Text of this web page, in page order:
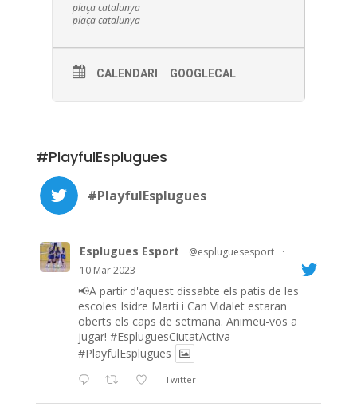
plaça catalunya
plaça catalunya
CALENDARI GOOGLECAL
#PlayfulEsplugues
#PlayfulEsplugues
Esplugues Esport @espluguesesport
·
10 Mar 2023
📢A partir d'aquest dissabte els patis de les
escoles Isidre Martí i Can Vidalet estaran
oberts els caps de setmana. Animeu-vos a
jugar! #EspluguesCiutatActiva
#PlayfulEsplugues
Twitter